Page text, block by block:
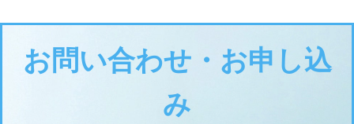
お問い合わせ・お申し込
み